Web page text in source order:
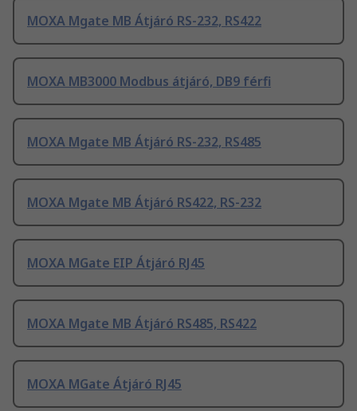
MOXA Mgate MB Átjáró RS-232, RS422
MOXA MB3000 Modbus átjáró, DB9 férfi
MOXA Mgate MB Átjáró RS-232, RS485
MOXA Mgate MB Átjáró RS422, RS-232
MOXA MGate EIP Átjáró RJ45
MOXA Mgate MB Átjáró RS485, RS422
MOXA MGate Átjáró RJ45